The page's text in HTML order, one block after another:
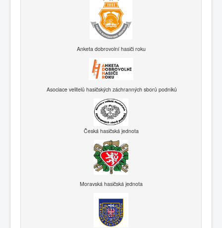
Anketa dobrovolní hasiči roku
Asociace velitelů hasičských záchranných sborů podniků
Česká hasičská jednota
Moravská hasičská jednota